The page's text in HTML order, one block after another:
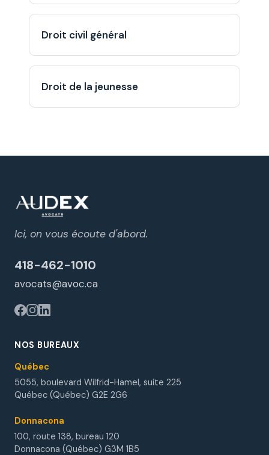
Droit civil général
Droit de la jeunesse
Ici, on vous écoute d'abord.
418-462-1010
avocats@avoc.ca
NOS BUREAUX
Québec
5055, boulevard Wilfrid-Hamel, suite 225
Québec (Québec) G2E 2G6
Donnacona
100, route 138, bureau 120
Donnacona (Québec) G3M 1B5